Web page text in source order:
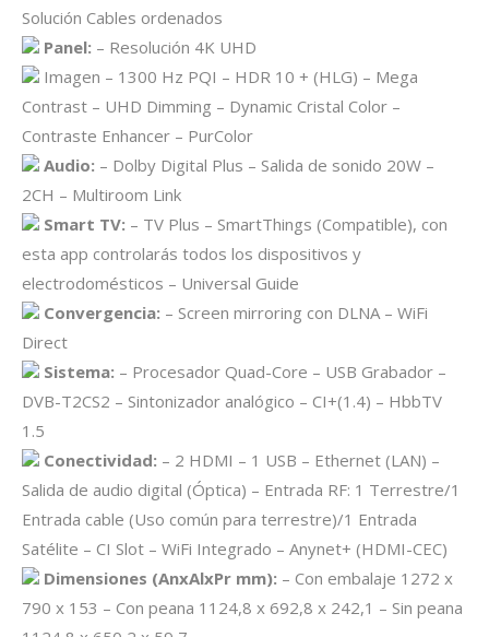
Solución Cables ordenados
Panel: – Resolución 4K UHD
Imagen – 1300 Hz PQI – HDR 10 + (HLG) – Mega
Contrast – UHD Dimming – Dynamic Cristal Color –
Contraste Enhancer – PurColor
Audio: – Dolby Digital Plus – Salida de sonido 20W –
2CH – Multiroom Link
Smart TV: – TV Plus – SmartThings (Compatible), con
esta app controlarás todos los dispositivos y
electrodomésticos – Universal Guide
Convergencia: – Screen mirroring con DLNA – WiFi
Direct
Sistema: – Procesador Quad-Core – USB Grabador –
DVB-T2CS2 – Sintonizador analógico – CI+(1.4) – HbbTV
1.5
Conectividad: – 2 HDMI – 1 USB – Ethernet (LAN) –
Salida de audio digital (Óptica) – Entrada RF: 1 Terrestre/1
Entrada cable (Uso común para terrestre)/1 Entrada
Satélite – CI Slot – WiFi Integrado – Anynet+ (HDMI-CEC)
Dimensiones (AnxAlxPr mm): – Con embalaje 1272 x
790 x 153 – Con peana 1124,8 x 692,8 x 242,1 – Sin peana